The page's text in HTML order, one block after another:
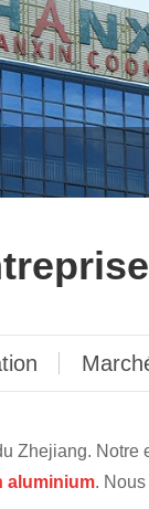
Zhejiang.
aluminium.